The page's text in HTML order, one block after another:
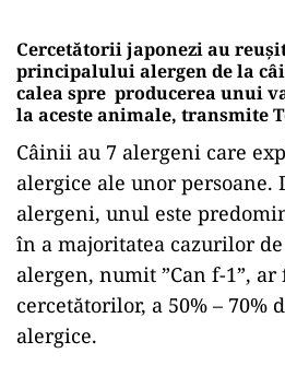
Cercetătorii japonezi au
principalului alergen de la
calea spre producerea unui
la aceste animale, transmite
Câinii au 7 alergeni care
alergice ale unor persoane.
alergeni, unul este
în a majoritatea cazurilor
alergen, numit ”Can f-1”,
cercetătorilor, a 50% – 70%
alergice.